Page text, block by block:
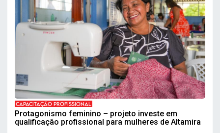
CAPACITAÇÃO PROFISSIONAL
Protagonismo feminino – projeto investe em
qualificação profissional para mulheres de Altamira